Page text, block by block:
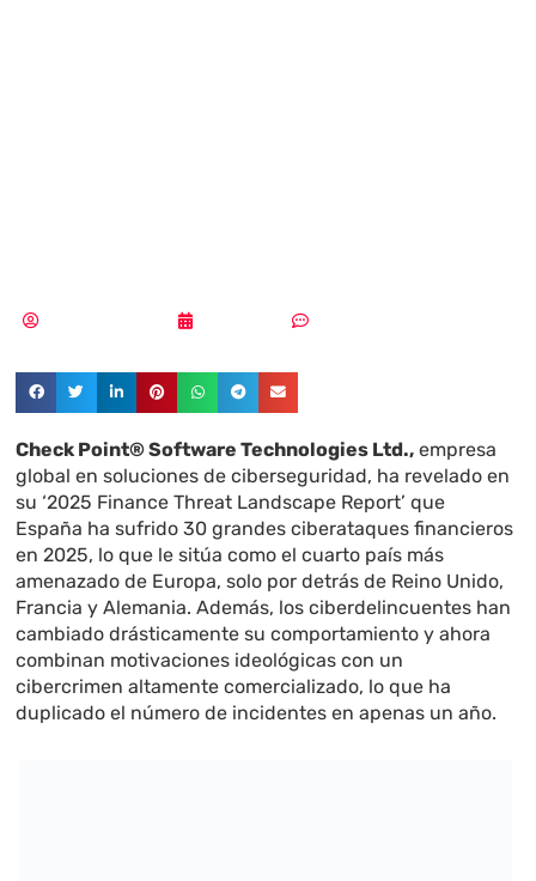
Check Point® Software Technologies Ltd., empresa
global en soluciones de ciberseguridad, ha revelado en
su ‘2025 Finance Threat Landscape Report’ que
España ha sufrido 30 grandes ciberataques financieros
en 2025, lo que le sitúa como el cuarto país más
amenazado de Europa, solo por detrás de Reino Unido,
Francia y Alemania. Además, los ciberdelincuentes han
cambiado drásticamente su comportamiento y ahora
combinan motivaciones ideológicas con un
cibercrimen altamente comercializado, lo que ha
duplicado el número de incidentes en apenas un año.